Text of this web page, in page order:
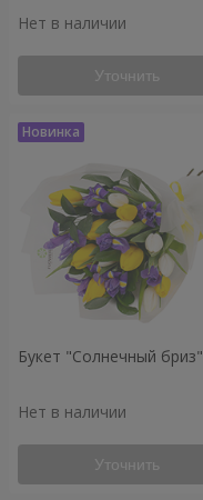
Нет в наличии
Уточнить
Букет "Солнечный бриз"
Нет в наличии
Уточнить